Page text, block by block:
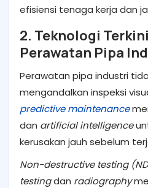
efisiensi tenaga kerja dan
2. Teknologi
Perawatan Pipa
Perawatan pipa industri
mengandalkan inspeksi
predictive maintenance
dan artificial intelligence
kerusakan jauh sebelum
Non-destructive testing
testingdan radiography